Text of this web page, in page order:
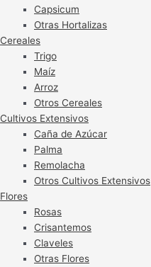
Capsicum
Otras Hortalizas
Cereales
Trigo
Maíz
Arroz
Otros Cereales
Cultivos Extensivos
Caña de Azúcar
Palma
Remolacha
Otros Cultivos Extensivos
Flores
Rosas
Crisantemos
Claveles
Otras Flores